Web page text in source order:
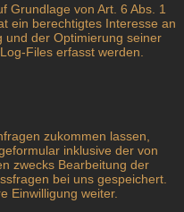
Grundlage von Art. 6 Abs. 1
ein berechtigtes Interesse an
und der Optimierung seiner
Files erfasst werden.
zukommen lassen,
inklusive der von
zwecks Bearbeitung der
bei uns gespeichert.
Einwilligung weiter.